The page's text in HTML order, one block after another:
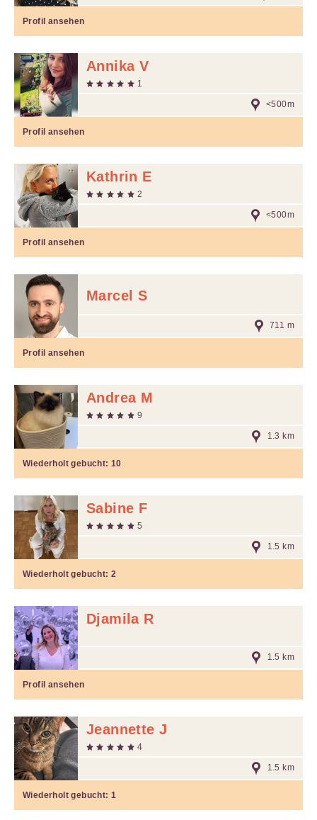
Profil ansehen
Annika V
1
<500m
Profil ansehen
Kathrin E
2
<500m
Profil ansehen
Marcel S
711 m
Profil ansehen
Andrea M
9
1.3 km
Wiederholt gebucht:10
Sabine F
5
1.5 km
Wiederholt gebucht:2
Djamila R
1.5 km
Profil ansehen
Jeannette J
4
1.5 km
Wiederholt gebucht:1